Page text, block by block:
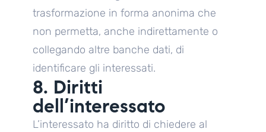
trasformazione in forma anonima che
non permetta, anche indirettamente o
collegando altre banche dati, di
identificare gli interessati.
8. Diritti
dell’interessato
L’interessato ha diritto di chiedere al